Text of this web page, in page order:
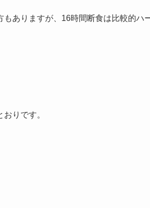
ありますが、16時間断食は比較的ハ
りです。